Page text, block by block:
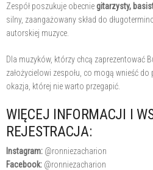
Zespół poszukuje obecniegitarzysty,
silny, zaangażowany skład do
autorskiej muzyce.
Dla muzyków, którzy chcą zaprezentować
założycielowi zespołu, co mogą wnieść
okazja, której nie warto przegapić.
WIĘCEJ INFORMACJI I
REJESTRACJA:
Instagram: @ronniezacharion
Facebook: @ronniezacharion